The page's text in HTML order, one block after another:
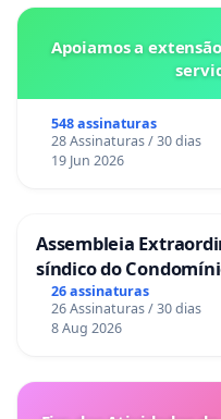
Apoiamos a extensão
548 assinaturas
28 Assinaturas / 30 dias
19 Jun 2026
Assembleia
síndico do
La Casa
26 assinaturas
26 Assinaturas / 30 dias
8 Aug 2026